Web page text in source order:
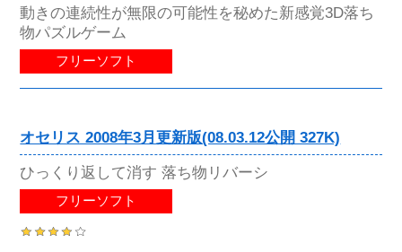
動きの連続性が無限の可能性を秘めた新感覚3D落ち
物パズルゲーム
フリーソフト
オセリス 2008年3月更新版(08.03.12公開 327K)
ひっくり返して消す 落ち物リバーシ
フリーソフト